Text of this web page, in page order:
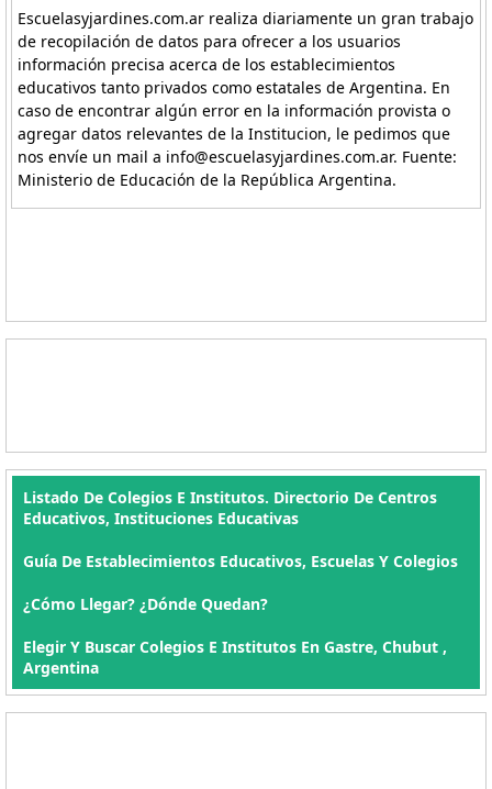
Escuelasyjardines.com.ar realiza diariamente un gran trabajo
de recopilación de datos para ofrecer a los usuarios
información precisa acerca de los establecimientos
educativos tanto privados como estatales de Argentina. En
caso de encontrar algún error en la información provista o
agregar datos relevantes de la Institucion, le pedimos que
nos envíe un mail a info@escuelasyjardines.com.ar. Fuente:
Ministerio de Educación de la República Argentina.
Listado De Colegios E Institutos. Directorio De Centros
Educativos, Instituciones Educativas
Guía De Establecimientos Educativos, Escuelas Y Colegios
¿Cómo Llegar? ¿Dónde Quedan?
Elegir Y Buscar Colegios E Institutos En Gastre, Chubut ,
Argentina